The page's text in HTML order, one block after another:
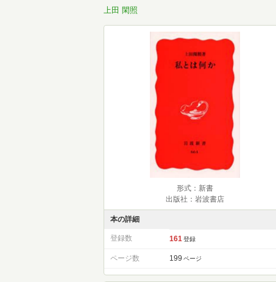
上田 閑照
形式：新書
出版社：岩波書店
本の詳細
登録数 161 登録
ページ数 199 ページ